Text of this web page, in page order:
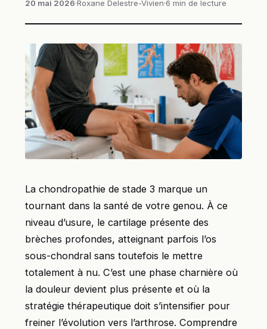
20 mai 2026·Roxane Delestre-Vivien·6 min de lecture
La chondropathie de stade 3 marque un
tournant dans la santé de votre genou. À ce
niveau d’usure, le cartilage présente des
brèches profondes, atteignant parfois l’os
sous-chondral sans toutefois le mettre
totalement à nu. C’est une phase charnière où
la douleur devient plus présente et où la
stratégie thérapeutique doit s’intensifier pour
freiner l’évolution vers l’arthrose. Comprendre